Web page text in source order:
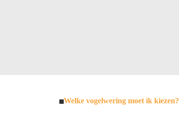
Welke vogelwering moet ik kiezen?